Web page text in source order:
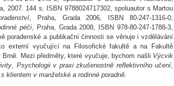
2007. 144 s. ISBN 9788024717302, spoluautor s Martou
, Praha, Grada 2006, ISBN 80-247-1316-0;
péči , Praha, Grada 2008, ISBN 978-80-247-1788-3,
poradenské a publikační činnosti se věnuje i vzdělávání
externí vyučující na Filosofické fakultě a na Fakultě
Mezi předměty, které vyučuje, bychom našli Výcvik
Psychologii v praxi zkušenostně reflektivního učení,
klientem v manželské a rodinné poradně.